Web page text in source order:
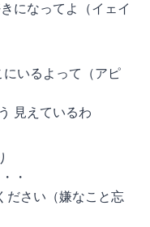
になってよ（イェイ
いるよって（アピ
見えているわ
・
ださい（嫌なこと忘